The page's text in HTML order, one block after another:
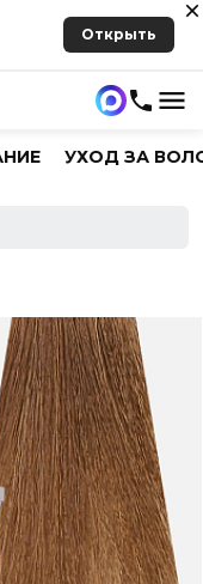
Открыть
УХОД ЗА